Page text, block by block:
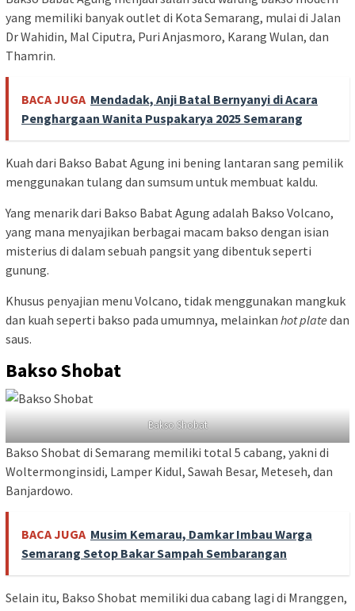
yang memiliki banyak outlet di Kota Semarang, mulai di Jalan
Dr Wahidin, Mal Ciputra, Puri Anjasmoro, Karang Wulan, dan
Thamrin.
BACA JUGA Mendadak, Anji Batal Bernyanyi di Acara
Penghargaan Wanita Puspakarya 2025 Semarang
Kuah dari Bakso Babat Agung ini bening lantaran sang pemilik
menggunakan tulang dan sumsum untuk membuat kaldu.
Yang menarik dari Bakso Babat Agung adalah Bakso Volcano,
yang mana menyajikan berbagai macam bakso dengan isian
misterius di dalam sebuah pangsit yang dibentuk seperti
gunung.
Khusus penyajian menu Volcano, tidak menggunakan mangkuk
dan kuah seperti bakso pada umumnya, melainkan hot plate dan
saus.
Bakso Shobat
Bakso Shobat
Bakso Shobat di Semarang memiliki total 5 cabang, yakni di
Woltermonginsidi, Lamper Kidul, Sawah Besar, Meteseh, dan
Banjardowo.
BACA JUGA Musim Kemarau, Damkar Imbau Warga
Semarang Setop Bakar Sampah Sembarangan
Selain itu, Bakso Shobat memiliki dua cabang lagi di Mranggen,